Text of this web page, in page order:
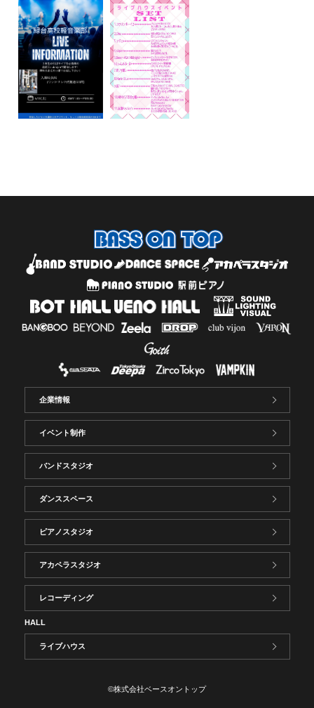
企業情報
イベント制作
バンドスタジオ
ダンススペース
ピアノスタジオ
アカペラスタジオ
レコーディング
HALL
ライブハウス
©株式会社ベースオントップ